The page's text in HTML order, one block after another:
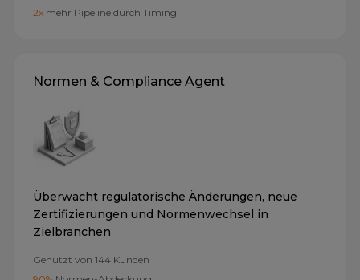
2x mehr Pipeline durch Timing
Normen & Compliance Agent
Überwacht regulatorische Änderungen, neue
Zertifizierungen und Normenwechsel in
Zielbranchen
Genutzt von 144 Kunden